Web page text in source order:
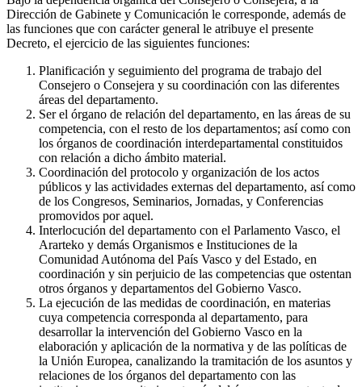
Dirección de Gabinete y Comunicación le corresponde, además de
las funciones que con carácter general le atribuye el presente
Decreto, el ejercicio de las siguientes funciones:
Planificación y seguimiento del programa de trabajo del
Consejero o Consejera y su coordinación con las diferentes
áreas del departamento.
Ser el órgano de relación del departamento, en las áreas de su
competencia, con el resto de los departamentos; así como con
los órganos de coordinación interdepartamental constituidos
con relación a dicho ámbito material.
Coordinación del protocolo y organización de los actos
públicos y las actividades externas del departamento, así como
de los Congresos, Seminarios, Jornadas, y Conferencias
promovidos por aquel.
Interlocución del departamento con el Parlamento Vasco, el
Ararteko y demás Organismos e Instituciones de la
Comunidad Autónoma del País Vasco y del Estado, en
coordinación y sin perjuicio de las competencias que ostentan
otros órganos y departamentos del Gobierno Vasco.
La ejecución de las medidas de coordinación, en materias
cuya competencia corresponda al departamento, para
desarrollar la intervención del Gobierno Vasco en la
elaboración y aplicación de la normativa y de las políticas de
la Unión Europea, canalizando la tramitación de los asuntos y
relaciones de los órganos del departamento con las